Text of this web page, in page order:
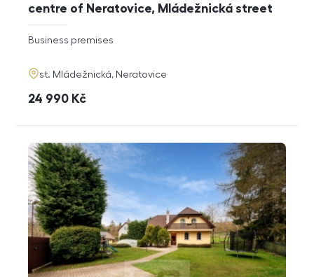
centre of Neratovice, Mládežnická street
rozměry
disposition
Business premises
adresa
st. Mládežnická, Neratovice
cena
24 990 Kč